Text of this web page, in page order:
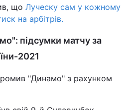
що Луческу сам у кожному
на арбітрів.
підсумки матчу за
2021
"Динамо" з рахунком